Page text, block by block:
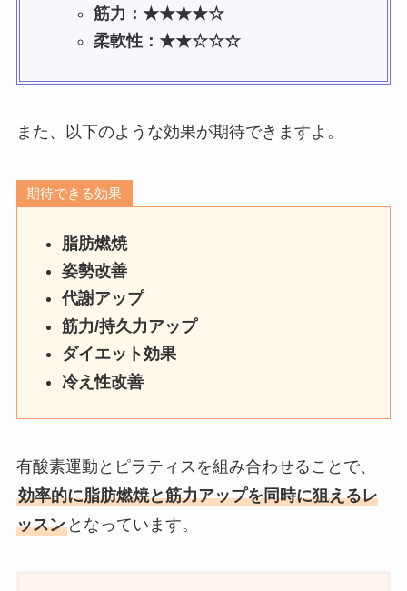
筋力：★★★★☆
柔軟性：★★☆☆☆
また、以下のような効果が期待できますよ。
期待できる効果
脂肪燃焼
姿勢改善
代謝アップ
筋力/持久力アップ
ダイエット効果
冷え性改善
有酸素運動とピラティスを組み合わせることで、
効率的に脂肪燃焼と筋力アップを同時に狙えるレ
ッスンとなっています。